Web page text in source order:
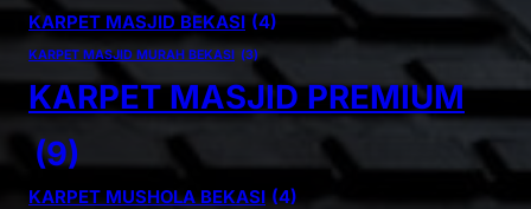
KARPET MASJID BEKASI (4)
KARPET MASJID MURAH BEKASI (3)
KARPET MASJID PREMIUM
(9)
KARPET MUSHOLA BEKASI (4)